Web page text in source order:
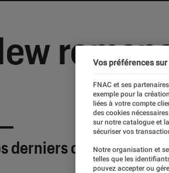
derniers contenus
Vos préférences
FNAC et ses
exemple pour la
liées à votre compte
des cookies
sur notre catalogue et
sécuriser vos
Notre organisation et
telles que les
pouvez accepter ou